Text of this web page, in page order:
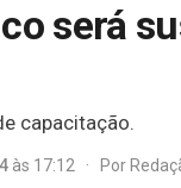
será
capacitação.
às 17:12 · Por